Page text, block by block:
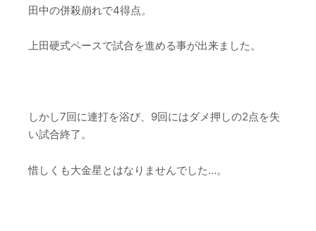
田中の併殺崩れで4得点。
上田硬式ペースで試合を進める事が出来ました。
しかし7回に連打を浴び、9回にはダメ押しの2点を失
い試合終了。
惜しくも大金星とはなりませんでした…。